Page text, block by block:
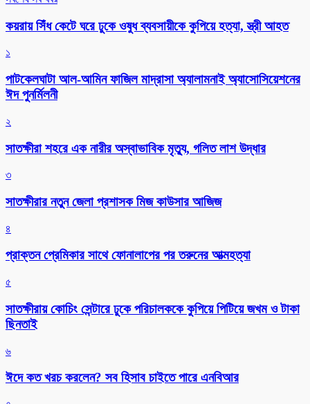
কয়রায় সিঁধ কেটে ঘরে ঢুকে ওষুধ ব্যবসায়ীকে কুপিয়ে হত্যা, স্ত্রী আহত
১
পাটকেলঘাটা আল-আমিন ফাজিল মাদ্রাসা অ্যালামনাই অ্যাসোসিয়েশনের
ঈদ পুনর্মিলনী
২
সাতক্ষীরা শহরে এক নারীর অস্বাভাবিক মৃত্যু, গলিত লাশ উদ্ধার
৩
সাতক্ষীরার নতুন জেলা প্রশাসক মিজ কাউসার আজিজ
৪
প্রাক্তন প্রেমিকার সাথে ফোনালাপের পর তরুনের আত্মহত্যা
৫
সাতক্ষীরায় কোচিং সেন্টারে ঢুকে পরিচালককে কুপিয়ে পিটিয়ে জখম ও টাকা
ছিনতাই
৬
ঈদে কত খরচ করলেন? সব হিসাব চাইতে পারে এনবিআর